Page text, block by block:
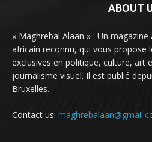
ABOUT
« Maghrebal Alaan » : Un
africain reconnu, qui vous propose
exclusives en politique, culture, art
journalisme visuel. Il est publié
Bruxelles.
Contact us: